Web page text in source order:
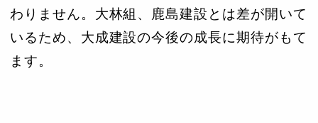
わりません。大林組、鹿島建設とは差が開いて
いるため、大成建設の今後の成長に期待がもて
ます。